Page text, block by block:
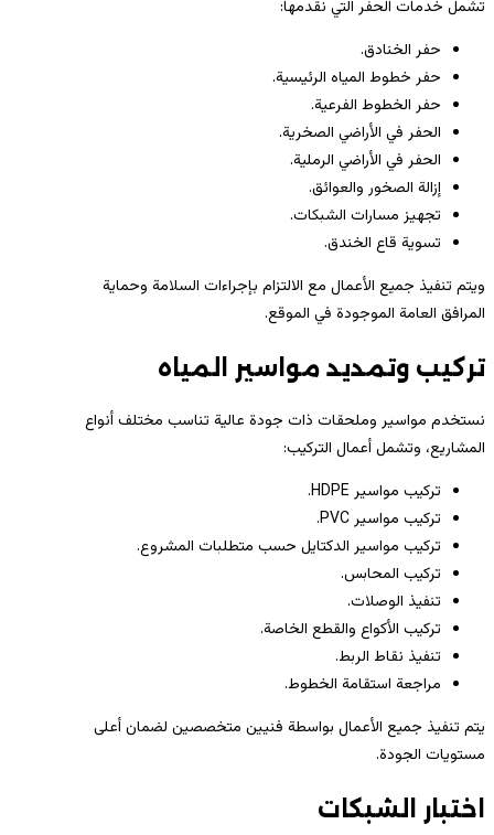
تشمل خدمات الحفر التي نقدمها:
حفر الخنادق.
حفر خطوط المياه الرئيسية.
حفر الخطوط الفرعية.
الحفر في الأراضي الصخرية.
الحفر في الأراضي الرملية.
إزالة الصخور والعوائق.
تجهيز مسارات الشبكات.
تسوية قاع الخندق.
ويتم تنفيذ جميع الأعمال مع الالتزام بإجراءات السلامة وحماية
المرافق العامة الموجودة في الموقع.
تركيب وتمديد مواسير المياه
نستخدم مواسير وملحقات ذات جودة عالية تناسب مختلف أنواع
المشاريع، وتشمل أعمال التركيب:
تركيب مواسير HDPE.
تركيب مواسير PVC.
تركيب مواسير الدكتايل حسب متطلبات المشروع.
تركيب المحابس.
تنفيذ الوصلات.
تركيب الأكواع والقطع الخاصة.
تنفيذ نقاط الربط.
مراجعة استقامة الخطوط.
يتم تنفيذ جميع الأعمال بواسطة فنيين متخصصين لضمان أعلى
مستويات الجودة.
اختبار الشبكات